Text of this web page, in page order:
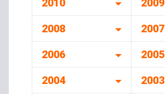
2010 2009
2008 2007
2006 2005
2004 2003